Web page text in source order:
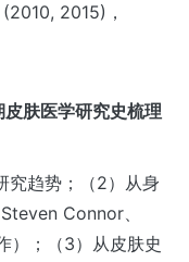
2015)，
肤医学研究史梳理
究趋势；（2）从身
Connor、
）；（3）从皮肤史